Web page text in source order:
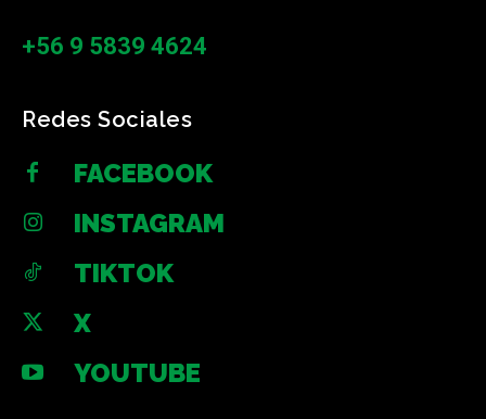
+56 9 5839 4624
Redes Sociales
FACEBOOK
INSTAGRAM
TIKTOK
X
YOUTUBE